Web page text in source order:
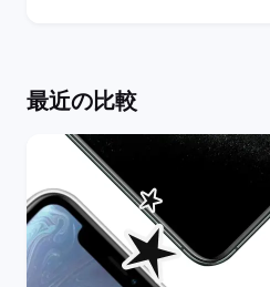
最近の比較